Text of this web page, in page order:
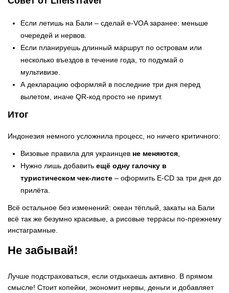
Если летишь на Бали – сделай e-VOA заранее: меньше
очередей и нервов.
Если планируешь длинный маршрут по островам или
несколько въездов в течение года, то подумай о
мультивизе.
А декларацию оформляй в последние три дня перед
вылетом, иначе QR-код просто не примут.
Итог
Индонезия немного усложнила процесс, но ничего критичного:
Визовые правила для украинцев не меняются
Нужно лишь добавить ещё одну галочку в
туристическом чек-листе – оформить E-CD за три дня до
прилёта.
Всё остальное без изменений: океан тёплый, закаты на Бали
всё так же безумно красивые, а рисовые террасы по-прежнему
инстаграмные.
Не забывай!
Лучше подстраховаться, если отдыхаешь активно. В прямом
смысле! Стоит копейки, экономит нервы, деньги и добавляет